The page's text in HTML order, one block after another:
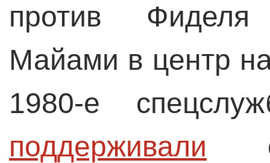
против Фиделя
Майами в центр
1980-е
поддерживали